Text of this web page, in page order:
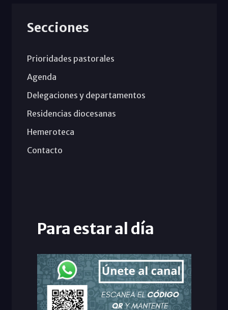
Secciones
Prioridades pastorales
Agenda
Delegaciones y departamentos
Residencias diocesanas
Hemeroteca
Contacto
Para estar al día